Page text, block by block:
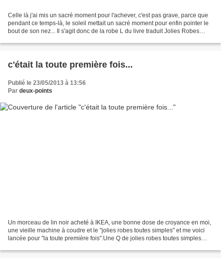
Celle là j'ai mis un sacré moment pour l'achever, c'est pas grave, parce que
pendant ce temps-là, le soleil mettait un sacré moment pour enfin pointer le
bout de son nez... Il s'agit donc de la robe L du livre traduit Jolies Robes
c'était la toute première fois...
Publié le 23/05/2013 à 13:56
Par deux-points
Un morceau de lin noir acheté à IKEA, une bonne dose de croyance en moi,
une vieille machine à coudre et le "jolies robes toutes simples" et me voici
lancée pour "la toute première fois".Une Q de jolies robes toutes simples